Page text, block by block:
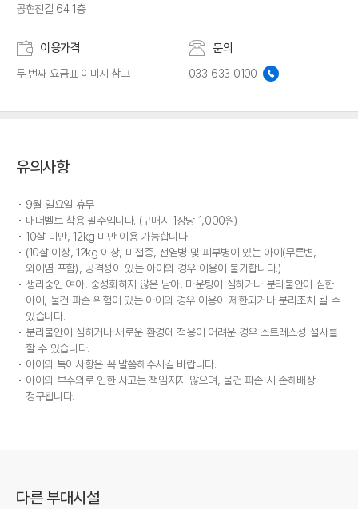
공현진길 64 1층
이용가격
두 번째 요금표 이미지 참고
문의
033-633-0100
유의사항
9월 일요일 휴무
매너벨트 착용 필수입니다. (구매시 1장당 1,000원)
10살 미만, 12kg 미만 이용 가능합니다.
(10살 이상, 12kg 이상, 미접종, 전염병 및 피부병이 있는 아이(무른변,
외이염 포함), 공격성이 있는 아이의 경우 이용이 불가합니다.)
생리중인 여아, 중성화하지 않은 남아, 마운팅이 심하거나 분리불안이 심한
아이, 물건 파손 위험이 있는 아이의 경우 이용이 제한되거나 분리조치 될 수
있습니다.
분리불안이 심하거나 새로운 환경에 적응이 어려운 경우 스트레스성 설사를
할 수 있습니다.
아이의 특이사항은 꼭 말씀해주시길 바랍니다.
아이의 부주의로 인한 사고는 책임지지 않으며, 물건 파손 시 손해배상
청구됩니다.
다른 부대시설